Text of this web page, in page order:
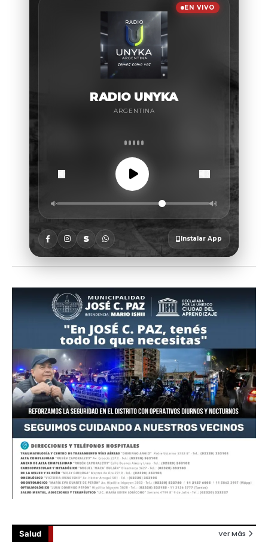
Salud Ver Más